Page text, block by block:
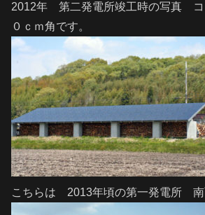
2012年 第二発電所竣工時の写真 コ
０ｃｍ角です。
こちらは 2013年頃の第一発電所 南